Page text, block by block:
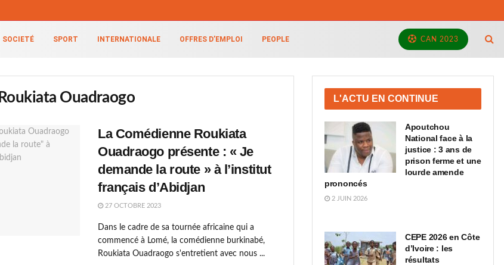
SOCIETÉ SPORT INTERNATIONALE OFFRES D’EMPLOI PEOPLE CAN 2023
Roukiata Ouadraogo
La Comédienne Roukiata
Ouadraogo présente : « Je
demande la route » à l’institut
français d’Abidjan
27 OCTOBRE 2023
Dans le cadre de sa tournée africaine qui a
commencé à Lomé, la comédienne burkinabé,
Roukiata Ouadraogo s'entretient avec nous ...
L'ACTU EN CONTINUE
Apoutchou
National face à la
justice : 3 ans de
prison ferme et une
lourde amende
prononcés
2 JUIN 2026
CEPE 2026 en Côte
d’Ivoire : les
résultats